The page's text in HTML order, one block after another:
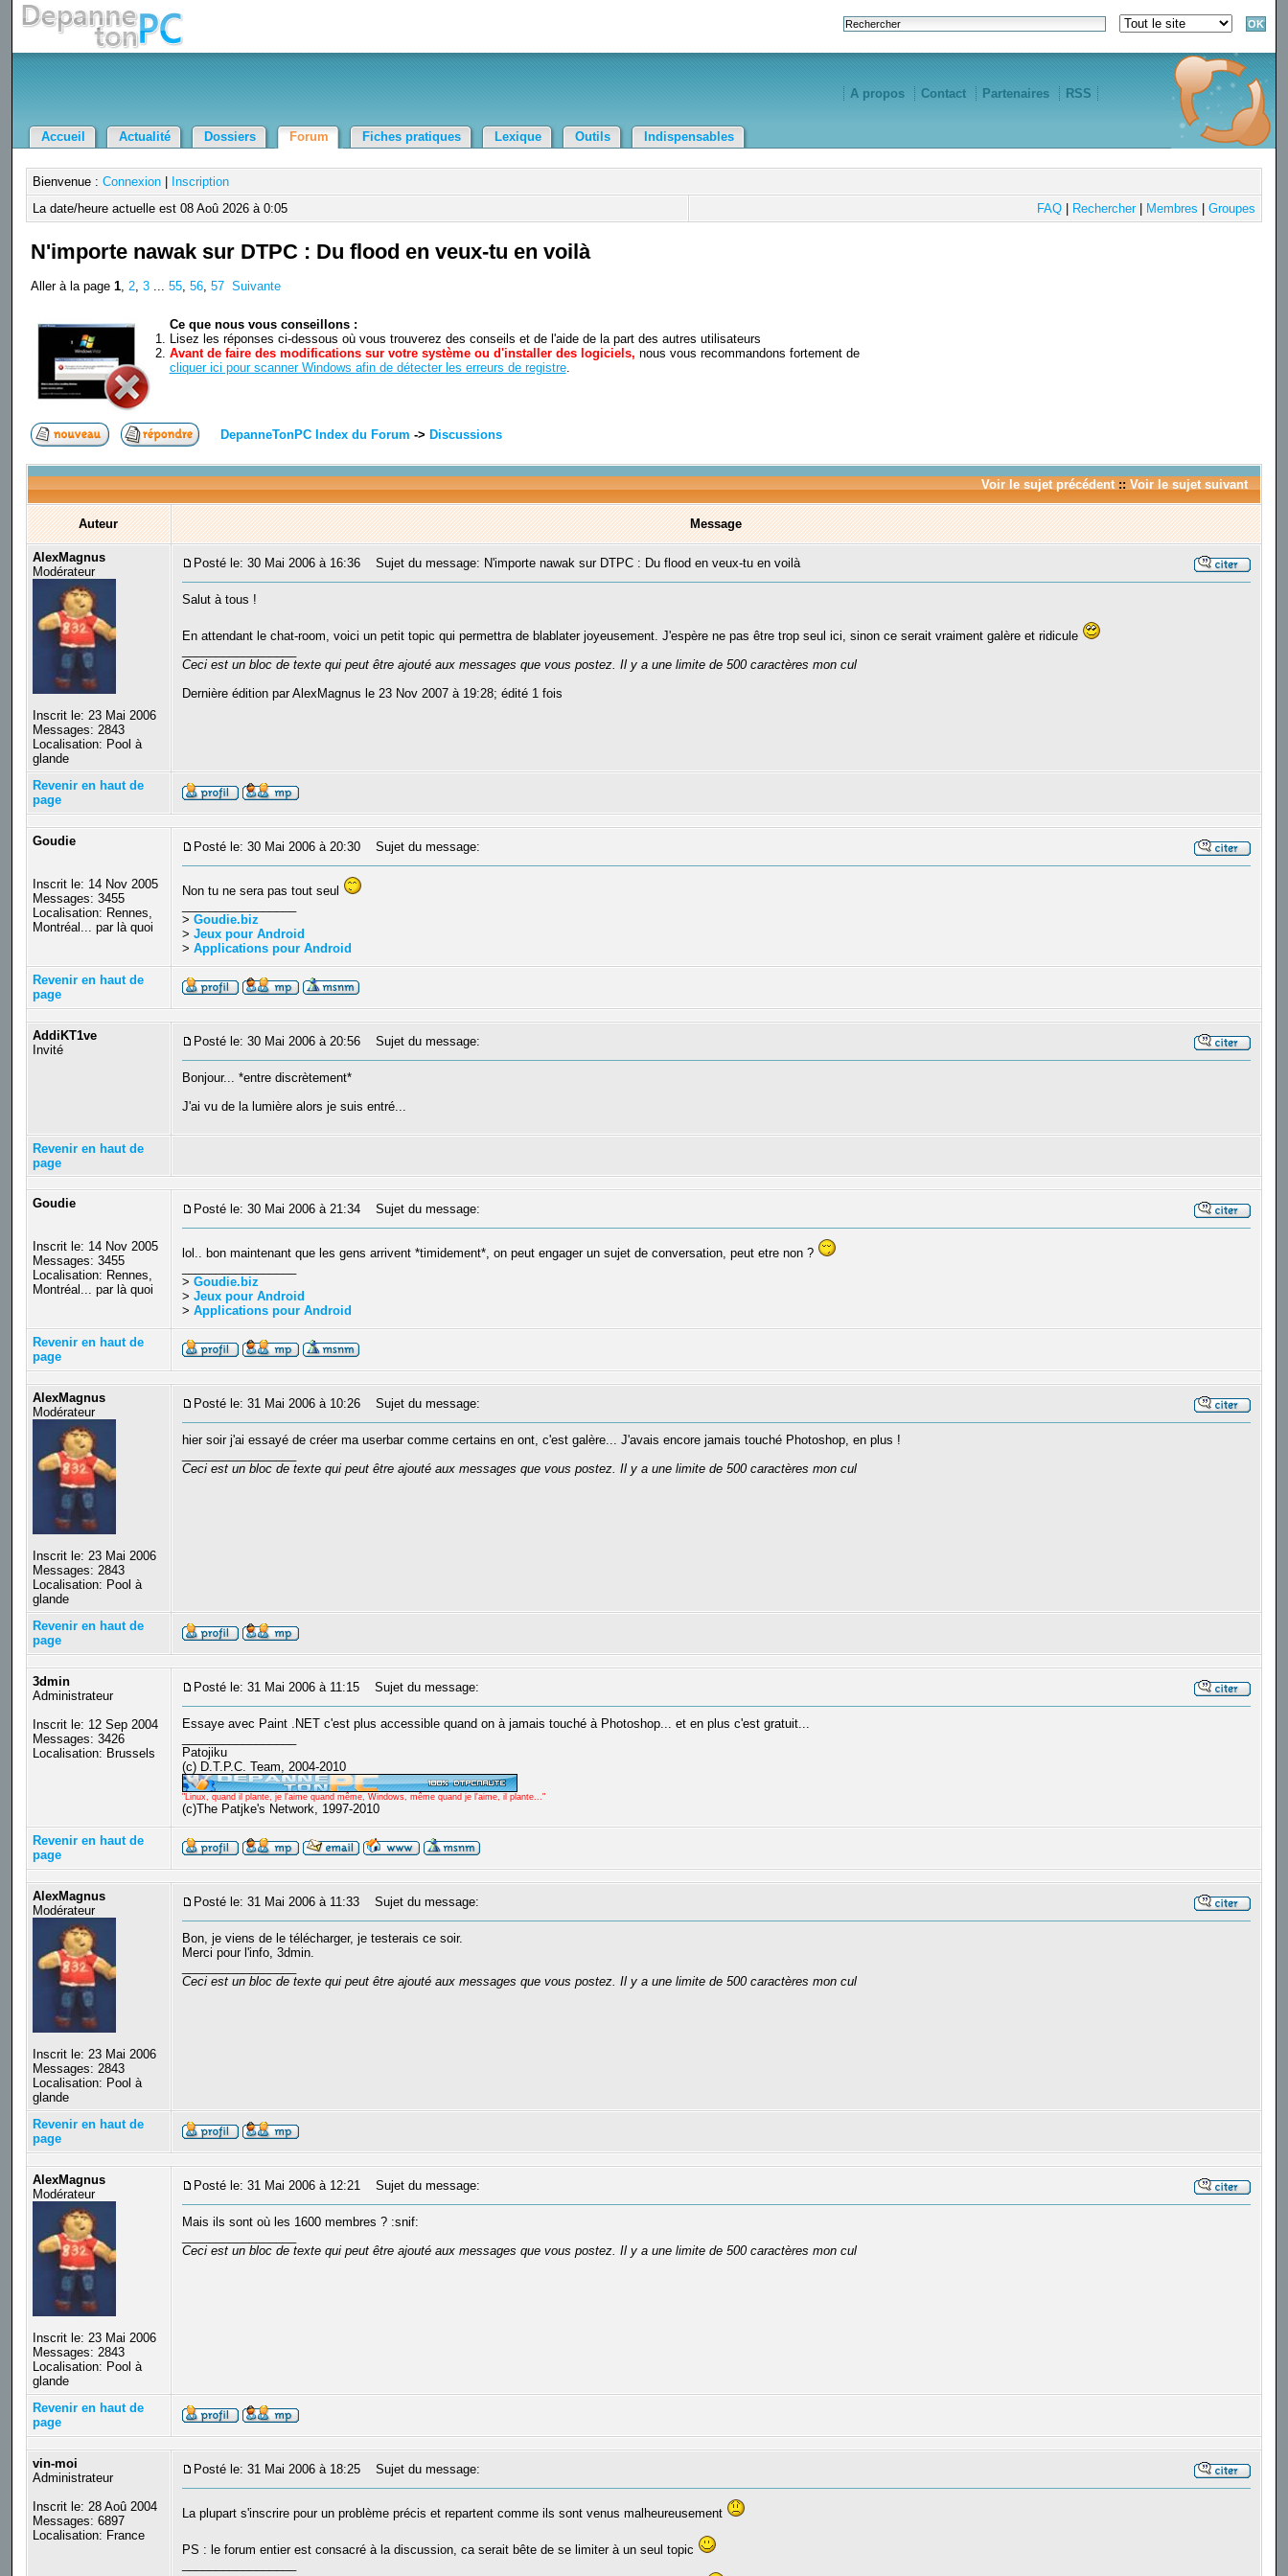
A propos Contact Partenaires RSS
Accueil Actualité Dossiers Forum Fiches pratiques Lexique Outils Indispensables
Bienvenue : Connexion|
Inscription
La date/heure actuelle est 08 Aoû 2026 à 0:05
FAQ| Rechercher| Membres Groupes
N'importe nawak sur DTPC : Du flood en veux-tu en voilà
Aller à la page 1, 2, 3... 55, 56, 57 Suivante
Ce que nous vous conseillons :
Lisez les réponses ci-dessous où vous trouverez des conseils et de l'aide de la part des autres utilisateurs
Avant de faire des modifications sur votre système ou d'installer des logiciels, nous vous recommandons fortement de
cliquer ici pour scanner Windows afin de détecter les erreurs de registre.
DepanneTonPC Index du Forum -> Discussions
Voir le sujet précédent:: Voir le sujet suivant
Auteur Message
AlexMagnus
Modérateur
Inscrit le: 23 Mai 2006
Messages: 2843
Localisation: Pool à
glande
Posté le: 30 Mai 2006 à 16:36 Sujet du message: N'importe nawak sur DTPC : Du flood en veux-tu en voilà
Salut à tous !
En attendant le chat-room, voici un petit topic qui permettra de blablater joyeusement. J'espère ne pas être trop seul ici, sinon ce serait vraiment galère et ridicule
Ceci est un bloc de texte qui peut être ajouté aux messages que vous postez. Il y a une limite de 500 caractères mon cul
Dernière édition par AlexMagnus le 23 Nov 2007 à 19:28; édité 1 fois
Revenir en haut de
page
Goudie
Inscrit le: 14 Nov 2005
Messages: 3455
Localisation: Rennes,
Montréal... par là quoi
Posté le: 30 Mai 2006 à 20:30 Sujet du message:
Non tu ne sera pas tout seul
> Goudie.biz
> Jeux pour Android
> Applications pour Android
Revenir en haut de
page
AddiKT1ve
Invité
Posté le: 30 Mai 2006 à 20:56 Sujet du message:
Bonjour... *entre discrètement*
J'ai vu de la lumière alors je suis entré...
Revenir en haut de
page
Goudie
Inscrit le: 14 Nov 2005
Messages: 3455
Localisation: Rennes,
Montréal... par là quoi
Posté le: 30 Mai 2006 à 21:34 Sujet du message:
lol.. bon maintenant que les gens arrivent *timidement*, on peut engager un sujet de conversation, peut etre non ?
> Goudie.biz
> Jeux pour Android
> Applications pour Android
Revenir en haut de
page
AlexMagnus
Modérateur
Inscrit le: 23 Mai 2006
Messages: 2843
Localisation: Pool à
glande
Posté le: 31 Mai 2006 à 10:26 Sujet du message:
hier soir j'ai essayé de créer ma userbar comme certains en ont, c'est galère... J'avais encore jamais touché Photoshop, en plus !
Ceci est un bloc de texte qui peut être ajouté aux messages que vous postez. Il y a une limite de 500 caractères mon cul
Revenir en haut de
page
3dmin
Administrateur
Inscrit le: 12 Sep 2004
Messages: 3426
Localisation: Brussels
Posté le: 31 Mai 2006 à 11:15 Sujet du message:
Essaye avec Paint .NET c'est plus accessible quand on à jamais touché à Photoshop... et en plus c'est gratuit...
Patojiku
(c) D.T.P.C. Team, 2004-2010
"Linux, quand il plante, je l'aime quand même, Windows, même quand je l'aime, il plante..."
(c)The Patjke's Network, 1997-2010
Revenir en haut de
page
AlexMagnus
Modérateur
Inscrit le: 23 Mai 2006
Messages: 2843
Localisation: Pool à
glande
Posté le: 31 Mai 2006 à 11:33 Sujet du message:
Bon, je viens de le télécharger, je testerais ce soir.
Merci pour l'info, 3dmin.
Ceci est un bloc de texte qui peut être ajouté aux messages que vous postez. Il y a une limite de 500 caractères mon cul
Revenir en haut de
page
AlexMagnus
Modérateur
Inscrit le: 23 Mai 2006
Messages: 2843
Localisation: Pool à
glande
Posté le: 31 Mai 2006 à 12:21 Sujet du message:
Mais ils sont où les 1600 membres ? :snif:
Ceci est un bloc de texte qui peut être ajouté aux messages que vous postez. Il y a une limite de 500 caractères mon cul
Revenir en haut de
page
vin-moi
Administrateur
Inscrit le: 28 Aoû 2004
Messages: 6897
Localisation: France
Posté le: 31 Mai 2006 à 18:25 Sujet du message:
La plupart s'inscrire pour un problème précis et repartent comme ils sont venus malheureusement
PS : le forum entier est consacré à la discussion, ca serait bête de se limiter à un seul topic